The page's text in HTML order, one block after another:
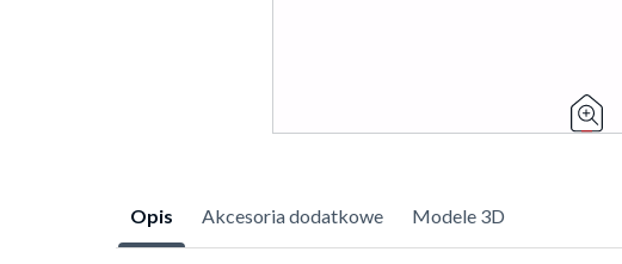
Opis Akcesoria dodatkowe Modele 3D